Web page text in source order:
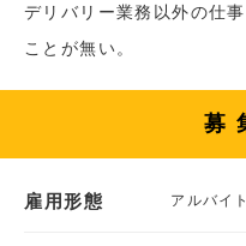
デリバリー業務以外の仕
ことが無い。
募
雇用形態 アルバイ